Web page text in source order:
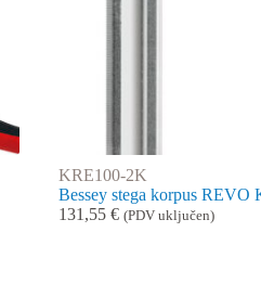
KRE100-2K
Bessey stega korpus REVO
131,55€ (PDV uključen)